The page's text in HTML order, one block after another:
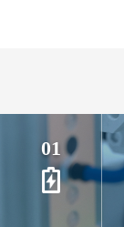
01